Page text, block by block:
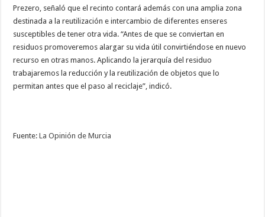
Prezero, señaló que el recinto contará además con una amplia zona
destinada a la reutilización e intercambio de diferentes enseres
susceptibles de tener otra vida. “Antes de que se conviertan en
residuos promoveremos alargar su vida útil convirtiéndose en nuevo
recurso en otras manos. Aplicando la jerarquía del residuo
trabajaremos la reducción y la reutilización de objetos que lo
permitan antes que el paso al reciclaje”, indicó.
Fuente:La Opinión de Murcia